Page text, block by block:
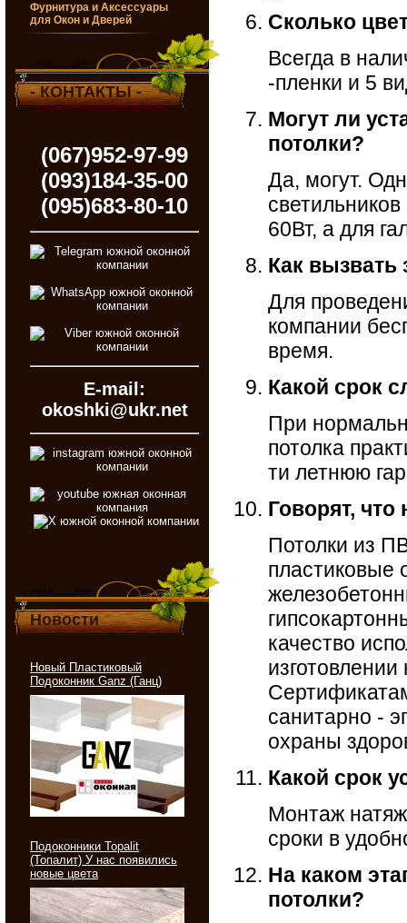
Фурнитура и Аксессуары
для Окон и Дверей
- КОНТАКТЫ -
(067)952-97-99
(093)184-35-00
(095)683-80-10
E-mail:
okoshki@ukr.net
Новости
Новый Пластиковый
Подоконник Ganz (Ганц)
Подоконники Topalit
(Топалит) У нас появились
новые цвета
Сколько
Всегда в
-пленки и 5
Могут ли
потолки?
Да, могут.
60Вт, а для
Как вызвать
Для
компании
время.
Какой срок
При
потолка
ти летнюю
Говорят,
Потолки из
пластиковые
качество
санитарно -
охраны
Какой срок
Монтаж
сроки в
На каком
потолки?